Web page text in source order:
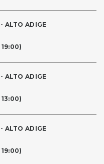
ALTO ADIGE
ALTO ADIGE
ALTO ADIGE